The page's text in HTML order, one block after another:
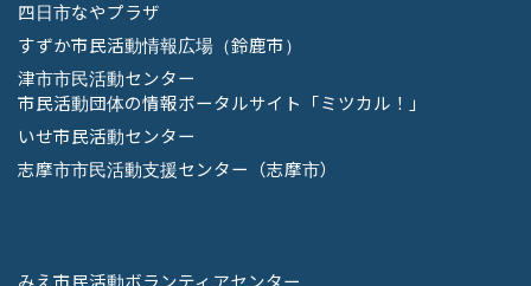
四日市なやプラザ
すずか市民活動情報広場（鈴鹿市）
津市市民活動センター
市民活動団体の情報ポータルサイト「ミツカル！」
いせ市民活動センター
志摩市市民活動支援センター（志摩市）